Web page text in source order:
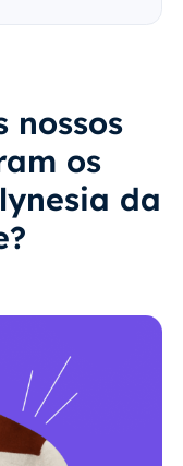
nossos
os
da